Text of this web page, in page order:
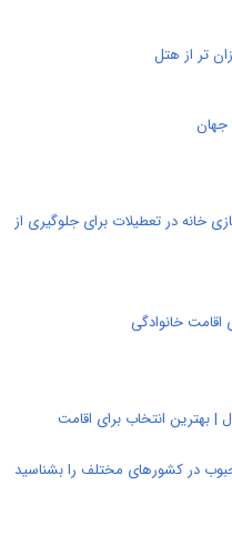
تر از هتل
جهان
خانه در تعطیلات برای جلوگیری از
| بهترین انتخاب برای اقامت
در کشورهای مختلف را بشناسید